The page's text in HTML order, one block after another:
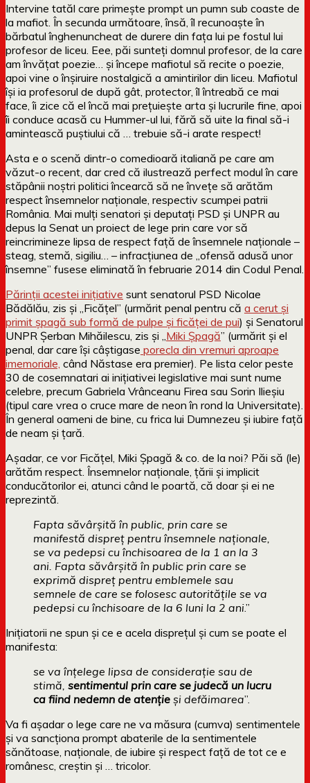
Intervine tatăl care primește prompt un pumn sub coaste de
la mafiot. În secunda următoare, însă, îl recunoaște în
bărbatul înghenuncheat de durere din fața lui pe fostul lui
profesor de liceu. Eee, păi sunteți domnul profesor, de la care
am învățat poezie… și începe mafiotul să recite o poezie,
apoi vine o înșiruire nostalgică a amintirilor din liceu. Mafiotul
își ia profesorul de după gât, protector, îl întreabă ce mai
face, îi zice că el încă mai prețuiește arta și lucrurile fine, apoi
îi conduce acasă cu Hummer-ul lui, fără să uite la final să-i
amintească puștiului că … trebuie să-i arate respect!
Asta e o scenă dintr-o comedioară italiană pe care am
văzut-o recent, dar cred că ilustrează perfect modul în care
stăpânii noștri politici încearcă să ne învețe să arătăm
respect însemnelor naționale, respectiv scumpei patrii
România. Mai mulți senatori și deputați PSD și UNPR au
depus la Senat un proiect de lege prin care vor să
reincrimineze lipsa de respect față de însemnele naționale –
steag, stemă, sigiliu… – infracțiunea de „ofensă adusă unor
însemne” fusese eliminată în februarie 2014 din Codul Penal.
Părinții acestei inițiative sunt senatorul PSD Nicolae
Bădălău, zis și „Ficățel” (urmărit penal pentru că a cerut și
primit șpagă sub formă de pulpe și ficăței de pui) și Senatorul
UNPR Șerban Mihăilescu, zis și „ Miki Șpagă” (urmărit și el
penal, dar care își câștigase porecla din vremuri aproape
imemoriale, când Năstase era premier). Pe lista celor peste
30 de cosemnatari ai inițiativei legislative mai sunt nume
celebre, precum Gabriela Vrânceanu Firea sau Sorin Ilieșiu
(tipul care vrea o cruce mare de neon în rond la Universitate).
În general oameni de bine, cu frica lui Dumnezeu și iubire față
de neam și țară.
Așadar, ce vor Ficățel, Miki Șpagă & co. de la noi? Păi să (le)
arătăm respect. Însemnelor naționale, țării și implicit
conducătorilor ei, atunci când le poartă, că doar și ei ne
reprezintă.
Fapta săvârșită în public, prin care se
manifestă dispreț pentru însemnele naționale,
se va pedepsi cu închisoarea de la 1 an la 3
ani. Fapta săvârşită în public prin care se
exprimă dispreţ pentru emblemele sau
semnele de care se folosesc autorităţile se va
pedepsi cu închisoare de la 6 luni la 2 ani.”
Inițiatorii ne spun și ce e acela disprețul și cum se poate el
manifesta:
se va înţelege lipsa de consideraţie sau de
stimă, sentimentul prin care se judecă un lucru
ca fiind nedemn de atenţie şi defăimarea”.
Va fi așadar o lege care ne va măsura (cumva) sentimentele
și va sancționa prompt abaterile de la sentimentele
sănătoase, naționale, de iubire și respect față de tot ce e
românesc, creștin și … tricolor.